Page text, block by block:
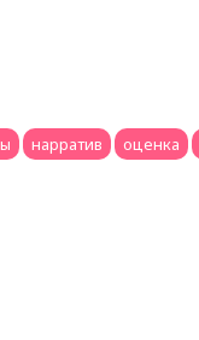
нарратив оценка